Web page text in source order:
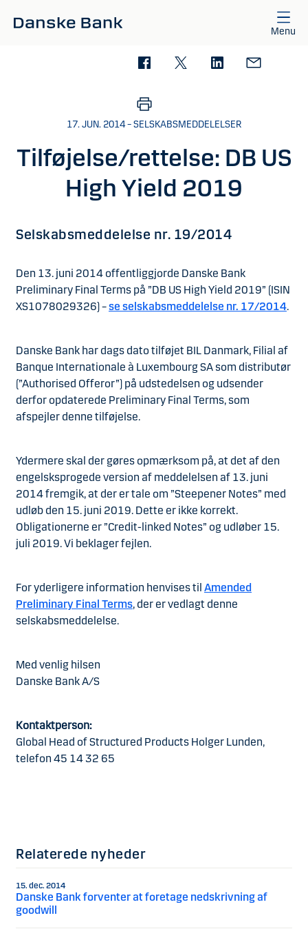
Menu
17. JUN. 2014 – SELSKABSMEDDELELSER
Tilføjelse/rettelse: DB US
High Yield 2019
Selskabsmeddelelse nr. 19/2014
Den 13. juni 2014 offentliggjorde Danske Bank
Preliminary Final Terms på ”DB US High Yield 2019” (ISIN
XS1078029326) –se selskabsmeddelelse nr. 17/2014.
Danske Bank har dags dato tilføjet BIL Danmark, Filial af
Banque Internationale à Luxembourg SA som distributør
(”Authorised Offeror”) på udstedelsen og udsender
derfor opdaterede Preliminary Final Terms, som
afspejler denne tilføjelse.
Ydermere skal der gøres opmærksom på, at det af den
engelsksprogede version af meddelelsen af 13. juni
2014 fremgik, at der er tale om ”Steepener Notes” med
udløb den 15. juni 2019. Dette er ikke korrekt.
Obligationerne er ”Credit-linked Notes” og udløber 15.
juli 2019. Vi beklager fejlen.
For yderligere information henvises til Amended
Preliminary Final Terms, der er vedlagt denne
selskabsmeddelelse.
Med venlig hilsen
Danske Bank A/S
Kontaktperson:
Global Head of Structured Products Holger Lunden,
telefon 45 14 32 65
Relaterede nyheder
15. dec. 2014
Danske Bank forventer at foretage nedskrivning af
goodwill